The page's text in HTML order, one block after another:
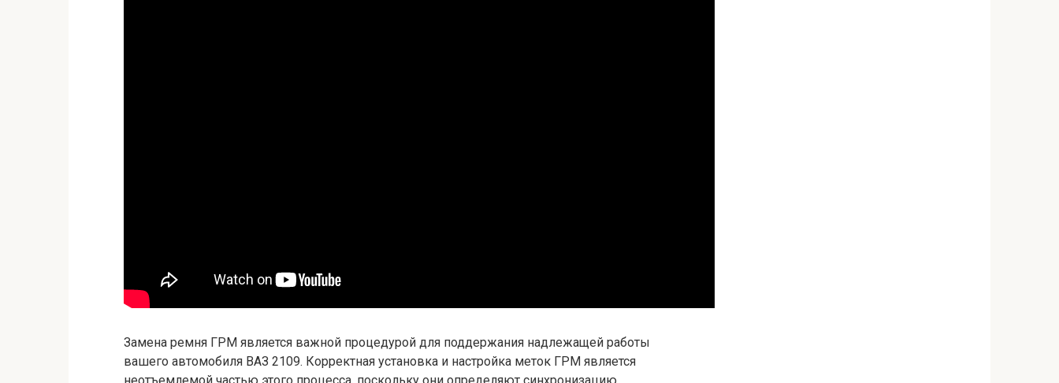
Замена ремня ГРМ является важной процедурой для поддержания надлежащей работы
вашего автомобиля ВАЗ 2109. Корректная установка и настройка меток ГРМ является